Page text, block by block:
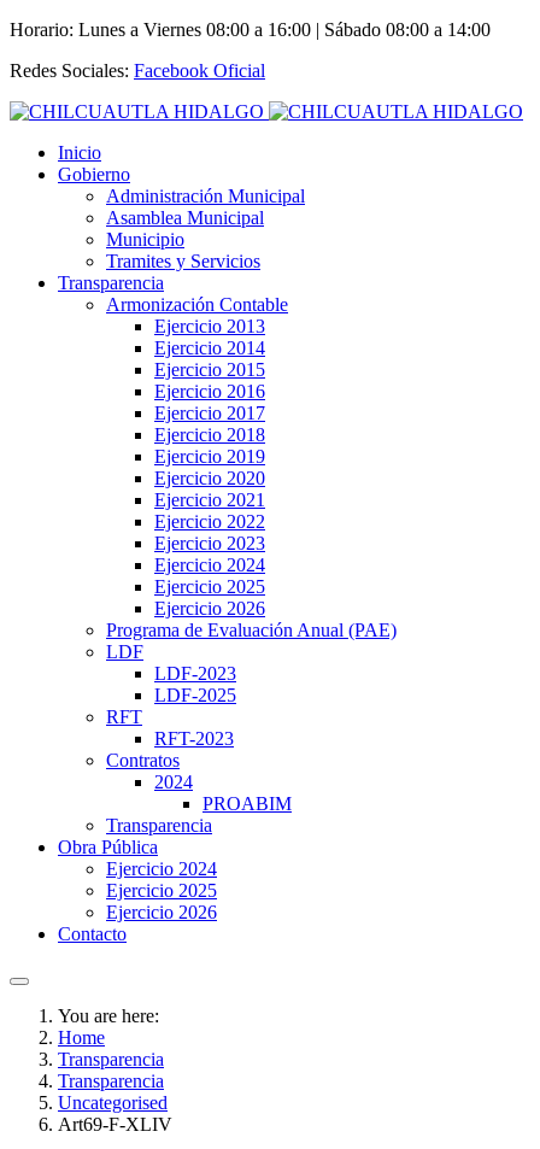
Horario: Lunes a Viernes 08:00 a 16:00 | Sábado 08:00 a 14:00
Redes Sociales: Facebook Oficial
Inicio
Gobierno
Administración Municipal
Asamblea Municipal
Municipio
Tramites y Servicios
Transparencia
Armonización Contable
Ejercicio 2013
Ejercicio 2014
Ejercicio 2015
Ejercicio 2016
Ejercicio 2017
Ejercicio 2018
Ejercicio 2019
Ejercicio 2020
Ejercicio 2021
Ejercicio 2022
Ejercicio 2023
Ejercicio 2024
Ejercicio 2025
Ejercicio 2026
Programa de Evaluación Anual (PAE)
LDF
LDF-2023
LDF-2025
RFT
RFT-2023
Contratos
2024
PROABIM
Transparencia
Obra Pública
Ejercicio 2024
Ejercicio 2025
Ejercicio 2026
Contacto
You are here:
Home
Transparencia
Transparencia
Uncategorised
Art69-F-XLIV